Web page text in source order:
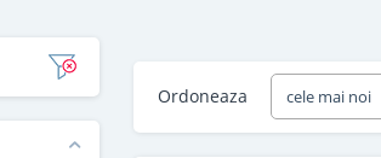
Ordoneaza cele mai noi